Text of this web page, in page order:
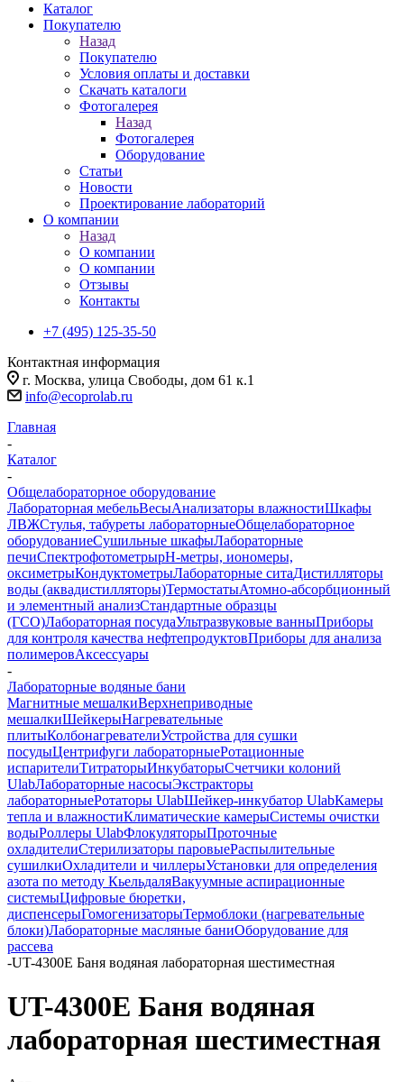
Каталог
Покупателю
Назад
Покупателю
Условия оплаты и доставки
Скачать каталоги
Фотогалерея
Назад
Фотогалерея
Оборудование
Статьи
Новости
Проектирование лабораторий
О компании
Назад
О компании
О компании
Отзывы
Контакты
+7 (495) 125-35-50
Контактная информация
г. Москва, улица Свободы, дом 61 к.1
info@ecoprolab.ru
Главная
-
Каталог
-
Общелабораторное оборудование
Лабораторная мебельВесыАнализаторы влажностиШкафы
ЛВЖСтулья, табуреты лабораторныеОбщелабораторное
оборудованиеСушильные шкафыЛабораторные
печиСпектрофотометрыpH-метры, иономеры,
оксиметрыКондуктометрыЛабораторные ситаДистилляторы
воды (аквадистилляторы)ТермостатыАтомно-абсорбционный
и элементный анализСтандартные образцы
(ГСО)Лабораторная посудаУльтразвуковые ванныПриборы
для контроля качества нефтепродуктовПриборы для анализа
полимеровАксессуары
-
Лабораторные водяные бани
Магнитные мешалкиВерхнеприводные
мешалкиШейкерыНагревательные
плитыКолбонагревателиУстройства для сушки
посудыЦентрифуги лабораторныеРотационные
испарителиТитраторыИнкубаторыСчетчики колоний
UlabЛабораторные насосыЭкстракторы
лабораторныеРотаторы UlabШейкер-инкубатор UlabКамеры
тепла и влажностиКлиматические камерыСистемы очистки
водыРоллеры UlabФлокуляторыПроточные
охладителиСтерилизаторы паровыеРаспылительные
сушилкиОхладители и чиллерыУстановки для определения
азота по методу КьельдаляВакуумные аспирационные
системыЦифровые бюретки,
диспенсерыГомогенизаторыТермоблоки (нагревательные
блоки)Лабораторные масляные баниОборудование для
рассева
-UT-4300Е Баня водяная лабораторная шестиместная
UT-4300Е Баня водяная
лабораторная шестиместная